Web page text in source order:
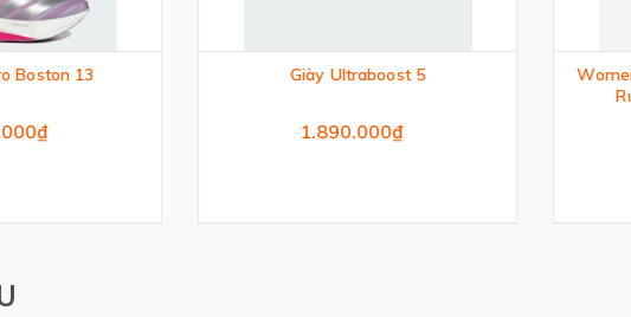
13 Giày Ultraboost 5
1.890.000₫
Women's